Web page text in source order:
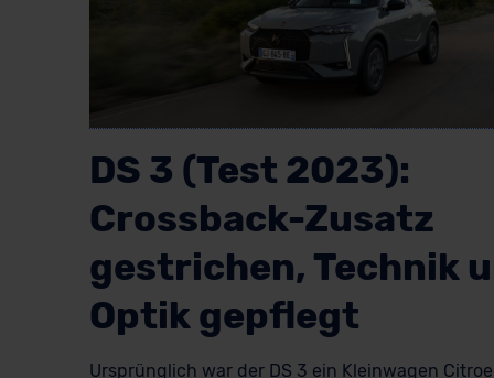
DS 3 (Test 2023):
Crossback-Zusatz
gestrichen, Technik
Optik gepflegt
Ursprünglich war der DS 3 ein Kleinwagen